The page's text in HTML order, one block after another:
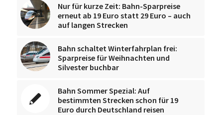
Nur für kurze Zeit: Bahn-Sparpreise
erneut ab 19 Euro statt 29 Euro – auch
auf langen Strecken
Bahn schaltet Winterfahrplan frei:
Sparpreise für Weihnachten und
Silvester buchbar
Bahn Sommer Spezial: Auf
bestimmten Strecken schon für 19
Euro durch Deutschland reisen